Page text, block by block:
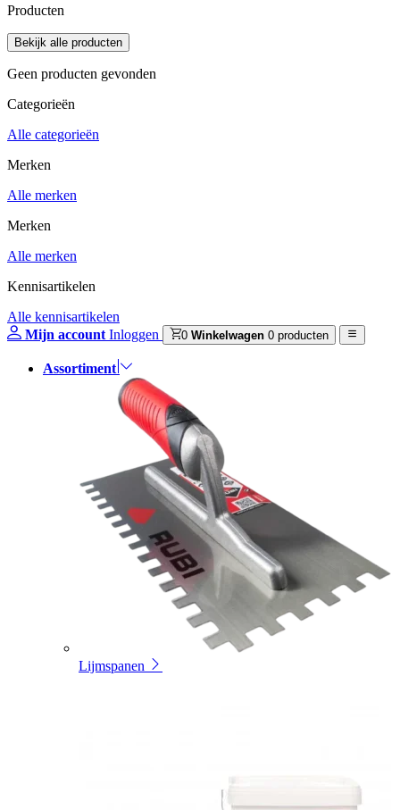
Producten
Geen producten gevonden
Categorieën
Alle categorieën
Merken
Alle merken
Merken
Alle merken
Kennisartikelen
Alle kennisartikelen
Mijn account Inloggen 0 Winkelwagen 0 producten
Assortiment
Lijmspanen